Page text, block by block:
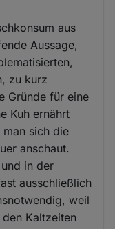
aus
Aussage,
zu kurz
Gründe für eine
Kuh ernährt
sich die
anschaut.
in der
ausschließlich
weil
Kaltzeiten